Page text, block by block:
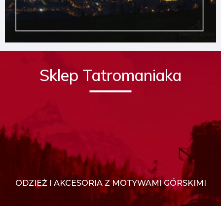
Sklep Tatromaniaka
ODZIEŻ I AKCESORIA Z MOTYWAMI GÓRSKIMI